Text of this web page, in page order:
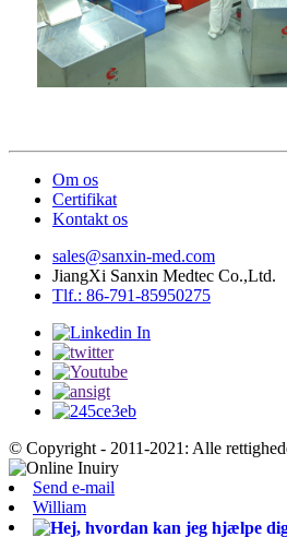
Om os
Certifikat
Kontakt os
sales@sanxin-med.com
JiangXi Sanxin Medtec Co.,Ltd.
Tlf.: 86-791-85950275
© Copyright - 2011-2021: Alle
Send e-mail
William